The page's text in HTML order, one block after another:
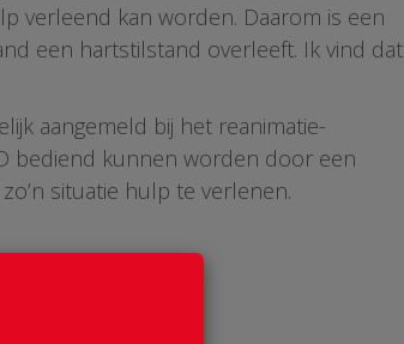
verleend kan worden. Daarom is een
een hartstilstand overleeft. Ik vind dat
aangemeld bij het reanimatie-
bediend kunnen worden door een
situatie hulp te verlenen.